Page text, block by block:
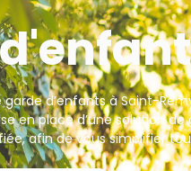
d’enfants à Saint-
en place d’une solution
afin de vous simplifier